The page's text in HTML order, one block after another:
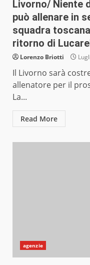
Livorno/ Niente
può allenare in
squadra
ritorno di
Lorenzo Briotti
Il Livorno sarà
allenatore per il
La...
Read More
agenzie